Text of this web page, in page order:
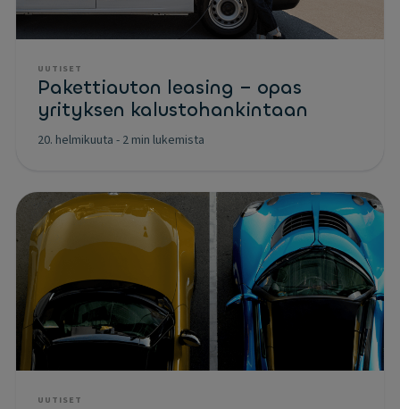
UUTISET
Pakettiauton leasing – opas
yrityksen kalustohankintaan
20. helmikuuta - 2 min lukemista
UUTISET